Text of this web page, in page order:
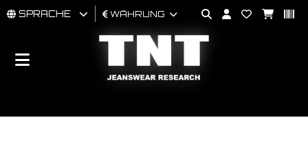
MÄNNER
BRAND
SPRACHE WÄHRUNG